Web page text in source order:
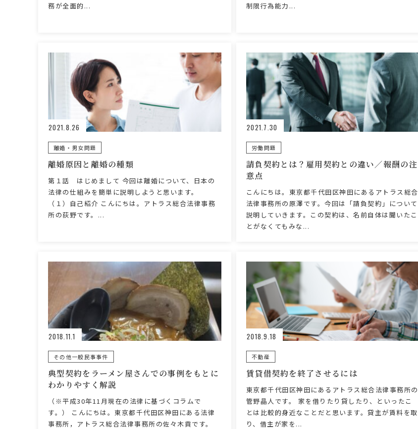
務が全面的...
制限行為能力...
2021.8.26
離婚・男女問題
離婚原因と離婚の種類
第１話 はじめまして 今回は離婚について、日本の
法律の仕組みを簡単に説明しようと思います。
（１）自己紹介 こんにちは。アトラス総合法律事務
所の荻野です。...
2021.7.30
労働問題
請負契約とは？雇用契約との違い／報酬の注
意点
こんにちは。東京都千代田区神田にあるアトラス総合
法律事務所の原澤です。今回は「請負契約」について
説明していきます。この契約は、名前自体は聞いたこ
とがなくてもみな...
2018.11.1
その他一般民事事件
典型契約をラーメン屋さんでの事例をもとに
わかりやすく解説
（※平成30年11月現在の法律に基づくコラムで
す。） こんにちは。東京都千代田区神田にある法律
事務所，アトラス総合法律事務所の佐々木貢です。
2018.9.18
不動産
賃貸借契約を終了させるには
東京都千代田区神田にあるアトラス総合法律事務所の
管野晶人です。 家を借りたり貸したり、といったこ
とは比較的身近なことだと思います。貸主が賃料を取
り、借主が家を...